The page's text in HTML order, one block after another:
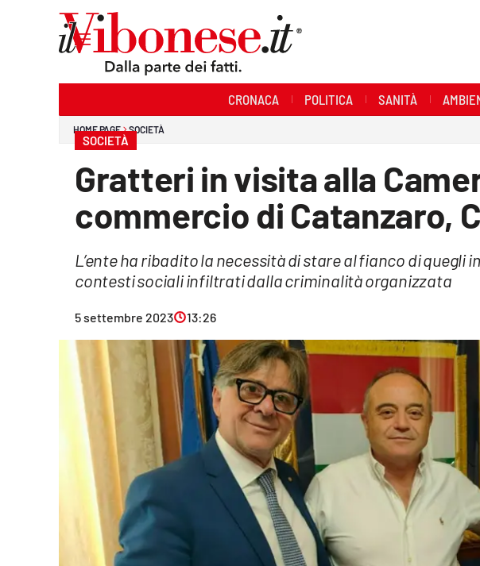
CRONACA POLITICA SANITÀ
HOME PAGE SOCIETÀ
SOCIETÀ
Gratteri in visita alla
commercio di Catanzaro,
L’ente ha ribadito la necessità di stare al fianco di quegli
contesti sociali infiltrati dalla criminalità organizzata
5 settembre 2023 13:26